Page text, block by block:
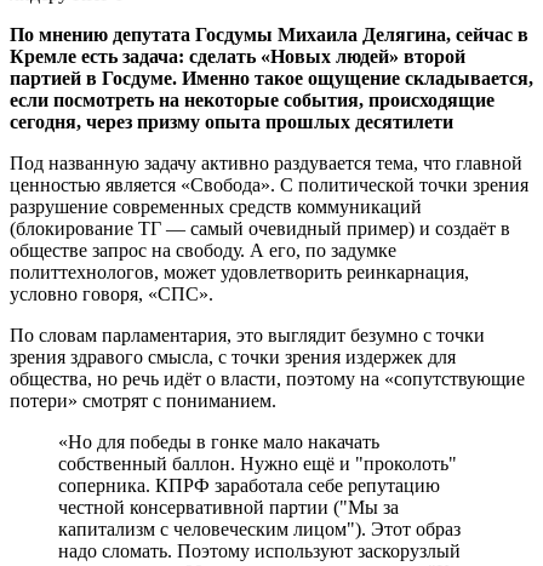
По мнению депутата Госдумы Михаила Делягина, сейчас в
Кремле есть задача: сделать «Новых людей» второй
партией в Госдуме. Именно такое ощущение складывается,
если посмотреть на некоторые события, происходящие
сегодня, через призму опыта прошлых десятилети
Под названную задачу активно раздувается тема, что главной
ценностью является «Свобода». С политической точки зрения
разрушение современных средств коммуникаций
(блокирование ТГ — самый очевидный пример) и создаёт в
обществе запрос на свободу. А его, по задумке
политтехнологов, может удовлетворить реинкарнация,
условно говоря, «СПС».
По словам парламентария, это выглядит безумно с точки
зрения здравого смысла, с точки зрения издержек для
общества, но речь идёт о власти, поэтому на «сопутствующие
потери» смотрят с пониманием.
«Но для победы в гонке мало накачать
собственный баллон. Нужно ещё и "проколоть"
соперника. КПРФ заработала себе репутацию
честной консервативной партии ("Мы за
капитализм с человеческим лицом"). Этот образ
надо сломать. Поэтому используют заскорузлый